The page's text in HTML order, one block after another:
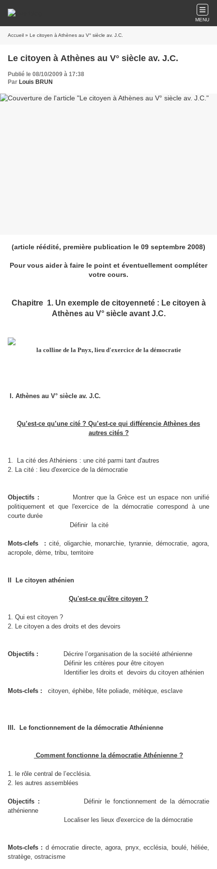
MENU
Accueil » Le citoyen à Athènes au V° siècle av. J.C.
Le citoyen à Athènes au V° siècle av. J.C.
Publié le 08/10/2009 à 17:38
Par Louis BRUN
(article réédité, première publication le 09 septembre 2008)
Pour vous aider à faire le point et éventuellement compléter
votre cours.
Chapitre 1. Un exemple de citoyenneté : Le citoyen à
Athènes au V° siècle avant J.C.
la colline de la Pnyx, lieu d'exercice de la démocratie
I. Athènes au V° siècle av. J.C.
Qu’est-ce qu’une cité ? Qu’est-ce qui différencie Athènes des
autres cités ?
1.
La cité des Athéniens : une cité parmi tant d'autres
2. La cité : lieu d'exercice de la démocratie
Objectifs :
Montrer que la Grèce est un espace non unifié
politiquement et que l'exercice de la démocratie correspond à une
courte durée
Définir
la cité
Mots-clefs : cité, oligarchie, monarchie, tyrannie, démocratie, agora,
acropole, dème, tribu, territoire
Le citoyen athénien
Qu'est-ce qu'être citoyen ?
1. Qui est citoyen ?
2. Le citoyen a des droits et des devoirs
Objectifs :
Décrire l’organisation de la société athénienne
Définir les critères pour être citoyen
Identifier les droits et devoirs du citoyen athénien
Mots-clefs : citoyen, éphèbe, fête poliade, métèque, esclave
III. Le fonctionnement de la démocratie Athénienne
Comment fonctionne la démocratie Athénienne ?
1. le rôle central de l’ecclésia.
2. les autres assemblées
Objectifs :
Définir le fonctionnement de la démocratie
athénienne
Localiser les lieux d'exercice de la démocratie
Mots-clefs : d émocratie directe, agora, pnyx, ecclésia, boulé, héliée,
stratège, ostracisme